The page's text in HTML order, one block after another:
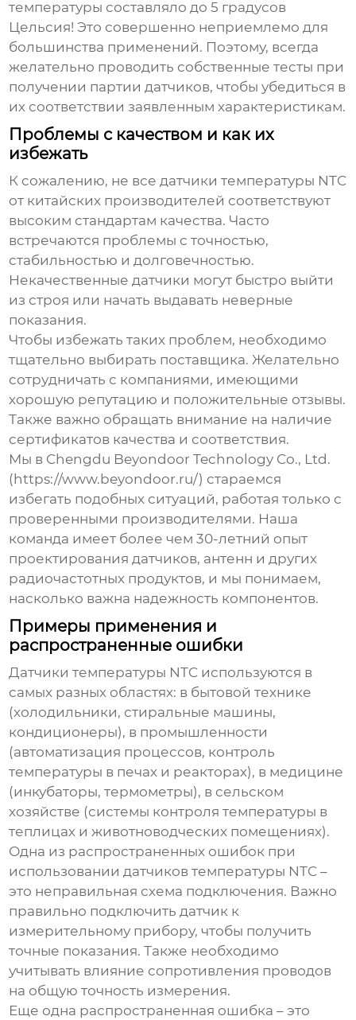
температуры составляло до 5 градусов
Цельсия! Это совершенно неприемлемо для
большинства применений. Поэтому, всегда
желательно проводить собственные тесты при
получении партии датчиков, чтобы убедиться в
их соответствии заявленным характеристикам.
Проблемы с качеством и как их
избежать
К сожалению, не вседатчики температуры NTC
от китайских производителей соответствуют
высоким стандартам качества. Часто
встречаются проблемы с точностью,
стабильностью и долговечностью.
Некачественные датчики могут быстро выйти
из строя или начать выдавать неверные
показания.
Чтобы избежать таких проблем, необходимо
тщательно выбирать поставщика. Желательно
сотрудничать с компаниями, имеющими
хорошую репутацию и положительные отзывы.
Также важно обращать внимание на наличие
сертификатов качества и соответствия.
Мы в Chengdu Beyondoor Technology Co., Ltd.
(https://www.beyondoor.ru/) стараемся
избегать подобных ситуаций, работая только с
проверенными производителями. Наша
команда имеет более чем 30-летний опыт
проектирования датчиков, антенн и других
радиочастотных продуктов, и мы понимаем,
насколько важна надежность компонентов.
Примеры применения и
распространенные ошибки
Датчики температуры NTC используются в
самых разных областях: в бытовой технике
(холодильники, стиральные машины,
кондиционеры), в промышленности
(автоматизация процессов, контроль
температуры в печах и реакторах), в медицине
(инкубаторы, термометры), в сельском
хозяйстве (системы контроля температуры в
теплицах и животноводческих помещениях).
Одна из распространенных ошибок при
использованиидатчиков температуры NTC –
это неправильная схема подключения. Важно
правильно подключить датчик к
измерительному прибору, чтобы получить
точные показания. Также необходимо
учитывать влияние сопротивления проводов
на общую точность измерения.
Еще одна распространенная ошибка – это